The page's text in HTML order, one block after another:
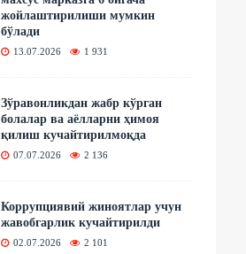
жойлаштирилиши мумкин
бўлади
13.07.2026 1 931
Зўравонликдан жабр кўрган
болалар ва аёлларни ҳимоя
қилиш кучайтирилмоқда
07.07.2026 2 136
Коррупциявий жиноятлар учун
жавобгарлик кучайтирилди
02.07.2026 2 101